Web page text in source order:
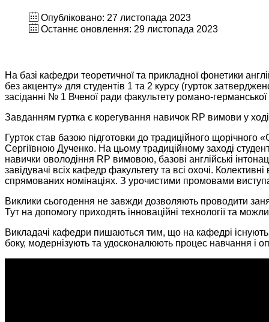
Опубліковано: 27 листопада 2023
Останнє оновлення: 29 листопада 2023
На базі кафедри теоретичної та прикладної фонетики
без акценту» для студентів 1 та 2 курсу (гурток
засіданні № 1 Вченої ради факультету романо-
Завданням гуртка є корегування навичок RP вимови у
Гурток став базою підготовки до традиційного
Сергіївною Дученко. На цьому традиційному заході
навички оволодіння RP вимовою, базові англійські
завідувачі всіх кафедр факультету та всі охочі.
спрямованих номінаціях. З урочистими промовами
Виклики сьогодення не завжди дозволяють проводити
Тут на допомогу приходять інноваційні технології та
Викладачі кафедри пишаються тим, що на кафедрі існують
боку, модернізують та удосконалюють процес навчання і